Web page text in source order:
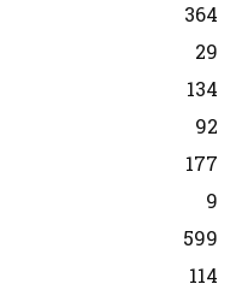
364
29
134
92
177
9
599
114